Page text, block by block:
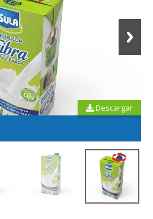
Descargar